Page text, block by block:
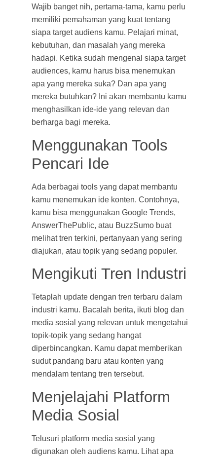
Wajib banget nih, pertama-tama, kamu perlu
memiliki pemahaman yang kuat tentang
siapa target audiens kamu. Pelajari minat,
kebutuhan, dan masalah yang mereka
hadapi. Ketika sudah mengenal siapa target
audiences, kamu harus bisa menemukan
apa yang mereka suka? Dan apa yang
mereka butuhkan? Ini akan membantu kamu
menghasilkan ide-ide yang relevan dan
berharga bagi mereka.
Menggunakan Tools
Pencari Ide
Ada berbagai tools yang dapat membantu
kamu menemukan ide konten. Contohnya,
kamu bisa menggunakan Google Trends,
AnswerThePublic, atau BuzzSumo buat
melihat tren terkini, pertanyaan yang sering
diajukan, atau topik yang sedang populer.
Mengikuti Tren Industri
Tetaplah update dengan tren terbaru dalam
industri kamu. Bacalah berita, ikuti blog dan
media sosial yang relevan untuk mengetahui
topik-topik yang sedang hangat
diperbincangkan. Kamu dapat memberikan
sudut pandang baru atau konten yang
mendalam tentang tren tersebut.
Menjelajahi Platform
Media Sosial
Telusuri platform media sosial yang
digunakan oleh audiens kamu. Lihat apa